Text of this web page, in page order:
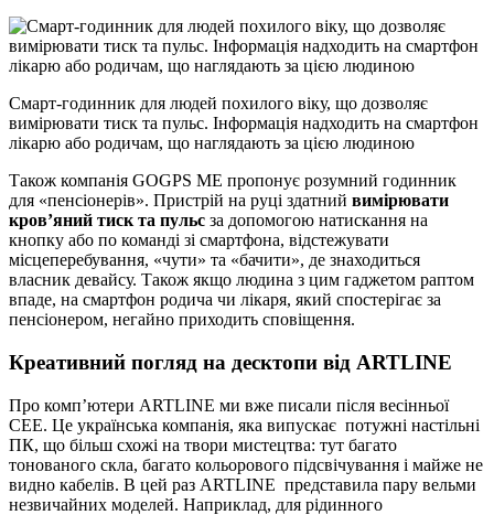
Смарт-годинник для людей похилого віку, що дозволяє
вимірювати тиск та пульс. Інформація надходить на смартфон
лікарю або родичам, що наглядають за цією людиною
Також компанія GOGPS ME пропонує розумний годинник
для «пенсіонерів». Пристрій на руці здатний вимірювати
кров’яний тиск та пульс за допомогою натискання на
кнопку або по команді зі смартфона, відстежувати
місцеперебування, «чути» та «бачити», де знаходиться
власник девайсу. Також якщо людина з цим гаджетом раптом
впаде, на смартфон родича чи лікаря, який спостерігає за
пенсіонером, негайно приходить сповіщення.
Креативний погляд на десктопи від ARTLINE
Про комп’ютери ARTLINE ми вже писали після весінньої
CEE. Це українська компанія, яка випускає потужні настільні
ПК, що більш схожі на твори мистецтва: тут багато
тонованого скла, багато кольорового підсвічування і майже не
видно кабелів. В цей раз ARTLINE представила пару вельми
незвичайних моделей. Наприклад, для рідинного